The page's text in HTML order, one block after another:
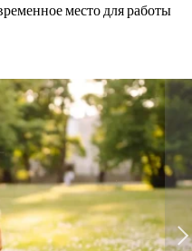
место для работы